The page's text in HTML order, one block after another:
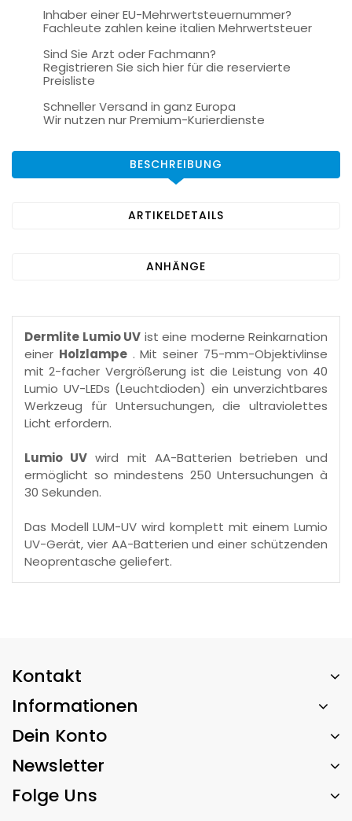
Inhaber einer EU-Mehrwertsteuernummer?
Fachleute zahlen keine italien Mehrwertsteuer
Sind Sie Arzt oder Fachmann?
Registrieren Sie sich hier für die reservierte
Preisliste
Schneller Versand in ganz Europa
Wir nutzen nur Premium-Kurierdienste
BESCHREIBUNG
ARTIKELDETAILS
ANHÄNGE
Dermlite Lumio UV ist eine moderne Reinkarnation
einer Holzlampe. Mit seiner 75-mm-Objektivlinse
mit 2-facher Vergrößerung ist die Leistung von 40
Lumio UV-LEDs (Leuchtdioden) ein unverzichtbares
Werkzeug für Untersuchungen, die ultraviolettes
Licht erfordern.
Lumio UV wird mit AA-Batterien betrieben und
ermöglicht so mindestens 250 Untersuchungen à
30 Sekunden.
Das Modell LUM-UV wird komplett mit einem Lumio
UV-Gerät, vier AA-Batterien und einer schützenden
Neoprentasche geliefert.
Kontakt
Informationen
Dein Konto
Newsletter
Folge Uns